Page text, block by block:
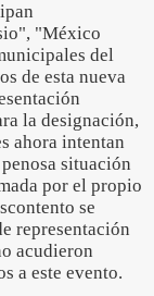
"México
del
de esta nueva
la designación,
ahora intentan
situación
por el propio
se
representación
acudieron
a este evento.